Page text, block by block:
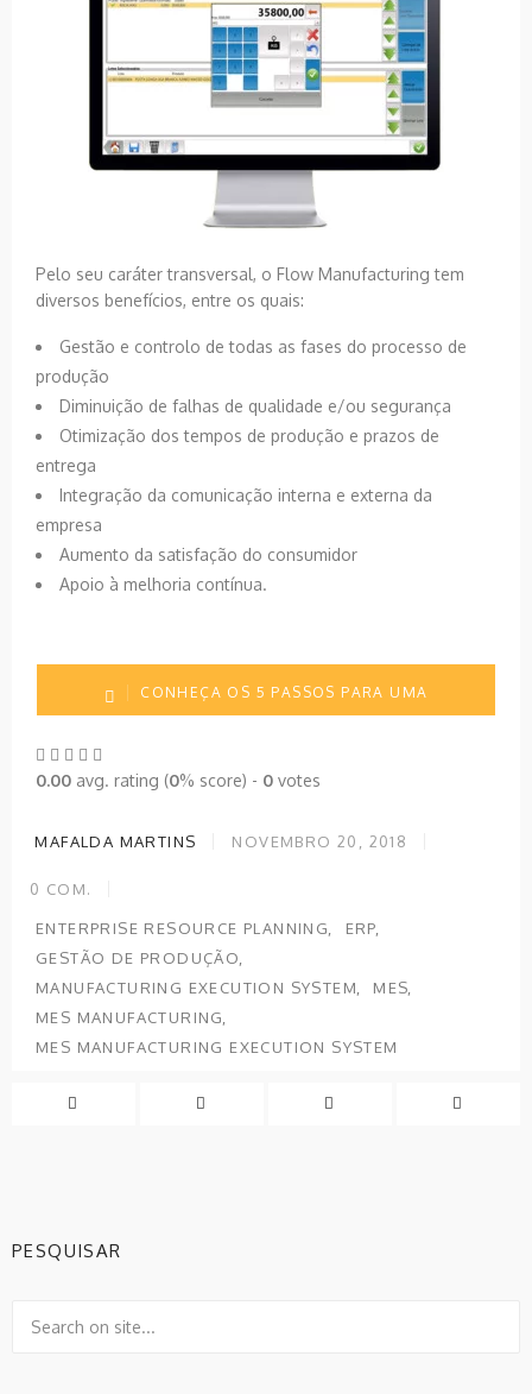
Pelo seu caráter transversal, o Flow Manufacturing tem
diversos benefícios, entre os quais:
Gestão e controlo de todas as fases do processo de
produção
Diminuição de falhas de qualidade e/ou segurança
Otimização dos tempos de produção e prazos de
entrega
Integração da comunicação interna e externa da
empresa
Aumento da satisfação do consumidor
Apoio à melhoria contínua.
CONHEÇA OS 5 PASSOS PARA UMA
0.00 avg. rating (0% score) - 0 votes
MAFALDA MARTINS NOVEMBRO 20, 2018
0 COM.
ENTERPRISE RESOURCE PLANNING
ERP
GESTÃO DE PRODUÇÃO
MANUFACTURING EXECUTION SYSTEM
MES
MES MANUFACTURING
MES MANUFACTURING EXECUTION SYSTEM
PESQUISAR